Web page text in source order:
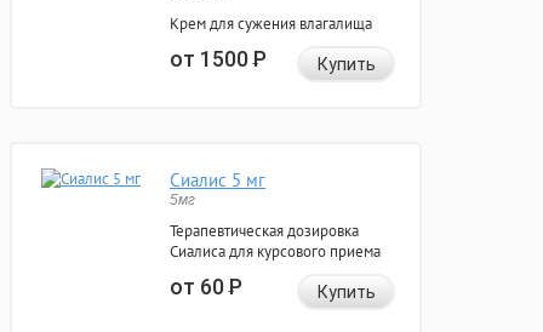
Крем для сужения влагалища
от 1500Р Купить
Сиалис 5 мг
5мг
Терапевтическая дозировка
Сиалиса для курсового приема
от 60Р Купить